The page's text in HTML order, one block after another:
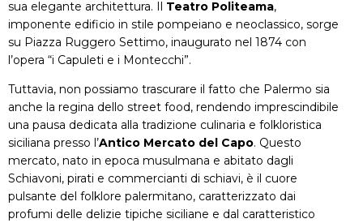
sua elegante architettura. Il Teatro Politeama,
imponente edificio in stile pompeiano e neoclassico, sorge
su Piazza Ruggero Settimo, inaugurato nel 1874 con
l’opera “i Capuleti e i Montecchi”.
Tuttavia, non possiamo trascurare il fatto che Palermo sia
anche la regina dello street food, rendendo imprescindibile
una pausa dedicata alla tradizione culinaria e folkloristica
siciliana presso l’Antico Mercato del Capo. Questo
mercato, nato in epoca musulmana e abitato dagli
Schiavoni, pirati e commercianti di schiavi, è il cuore
pulsante del folklore palermitano, caratterizzato dai
profumi delle delizie tipiche siciliane e dal caratteristico